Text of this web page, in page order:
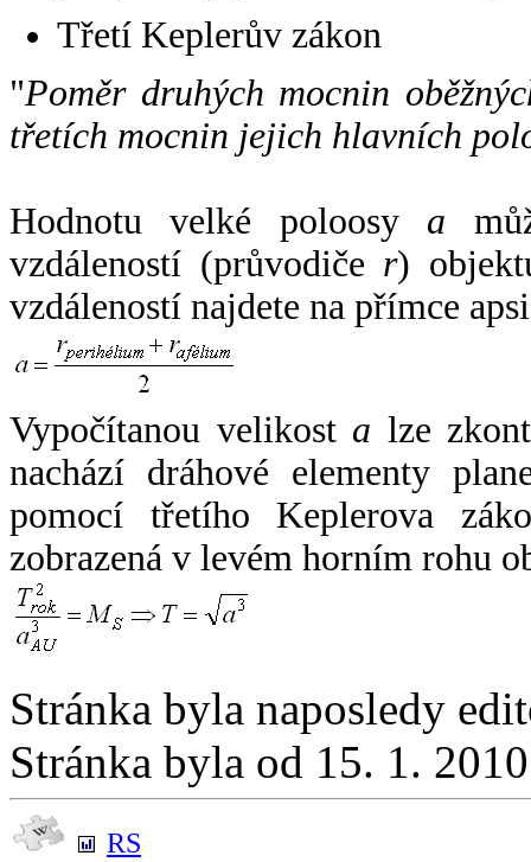
Třetí Keplerův zákon
"Poměr druhých mocnin
třetích mocnin jejich hlavních
Hodnotu velké poloosy a
vzdáleností (průvodiče r)
vzdáleností najdete na přímce
Vypočítanou velikost a lze
nachází dráhové elementy
pomocí třetího Keplerova
zobrazená v levém horním rohu
Stránka byla naposledy
Stránka byla od 15. 1.
RS